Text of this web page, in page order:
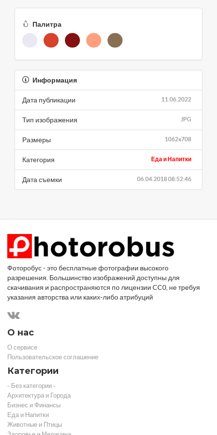
Палитра
Информация
11.06.2022
Дата публикации
JPG
Тип изображения
1062x708
Размеры
Еда и Напитки
Категория
06.04.2018 08:52:46
Дата съемки
Фоторобус - это бесплатные фотографии высокого
разрешения. Большинство изображений доступны для
скачивания и распространяются по лицензии CC0, не требуя
указания авторства или каких-либо атрибуций
О нас
О сервисе
Пользовательское соглашение
Категории
- Без категории -
Архитектура и Города
Бизнес и Финансы
Еда и Напитки
Животные и Птицы